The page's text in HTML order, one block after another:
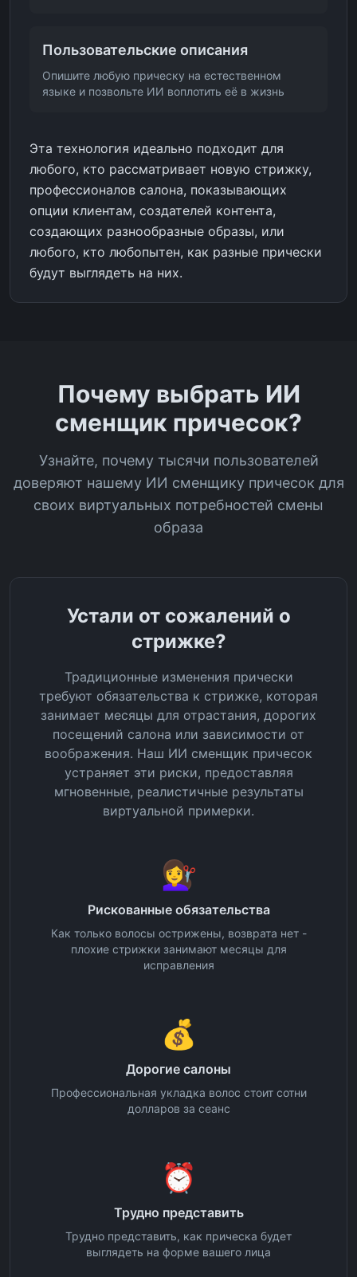
Пользовательские описания
Опишите любую прическу на естественном
языке и позвольте ИИ воплотить её в жизнь
Эта технология идеально подходит для
любого, кто рассматривает новую стрижку,
профессионалов салона, показывающих
опции клиентам, создателей контента,
создающих разнообразные образы, или
любого, кто любопытен, как разные прически
будут выглядеть на них.
Почему выбрать ИИ
сменщик причесок?
Узнайте, почему тысячи пользователей
доверяют нашему ИИ сменщику причесок для
своих виртуальных потребностей смены
образа
Устали от сожалений о
стрижке?
Традиционные изменения прически
требуют обязательства к стрижке, которая
занимает месяцы для отрастания, дорогих
посещений салона или зависимости от
воображения. Наш ИИ сменщик причесок
устраняет эти риски, предоставляя
мгновенные, реалистичные результаты
виртуальной примерки.
💇‍♀️
Рискованные обязательства
Как только волосы острижены, возврата нет -
плохие стрижки занимают месяцы для
исправления
💰
Дорогие салоны
Профессиональная укладка волос стоит сотни
долларов за сеанс
⏰
Трудно представить
Трудно представить, как прическа будет
выглядеть на форме вашего лица